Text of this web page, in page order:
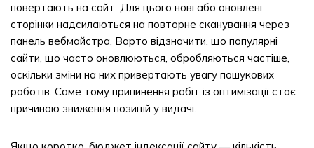
повертають на сайт. Для цього нові або оновлені
сторінки надсилаються на повторне сканування через
панель вебмайстра. Варто відзначити, що популярні
сайти, що часто оновлюються, обробляються частіше,
оскільки зміни на них привертають увагу пошукових
роботів. Саме тому припинення робіт із оптимізації стає
причиною зниження позицій у видачі.